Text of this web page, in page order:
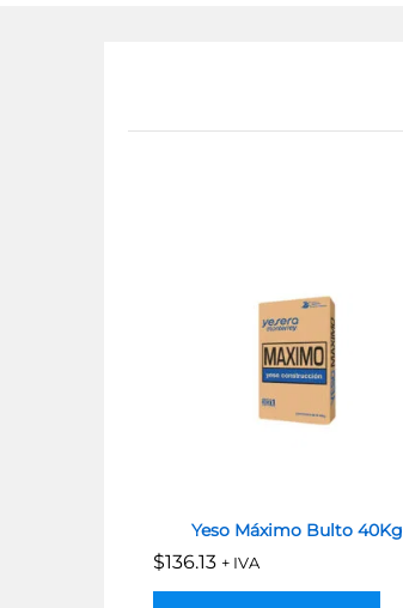
Yeso Máximo Bulto 40Kg
$136.13 + IVA
$136.13